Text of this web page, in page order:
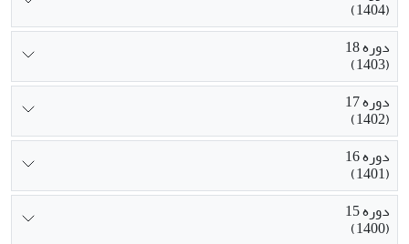
(1404)
دوره 18
(1403)
دوره 17
(1402)
دوره 16
(1401)
دوره 15
(1400)